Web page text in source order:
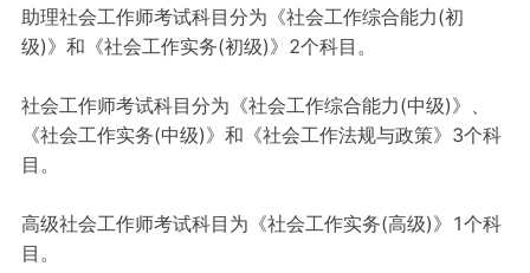
助理社会工作师考试科目分为《社会工作综合能力(初
级)》和《社会工作实务(初级)》2个科目。
社会工作师考试科目分为《社会工作综合能力(中级)》、
《社会工作实务(中级)》和《社会工作法规与政策》3个科
目。
高级社会工作师考试科目为《社会工作实务(高级)》1个科
目。